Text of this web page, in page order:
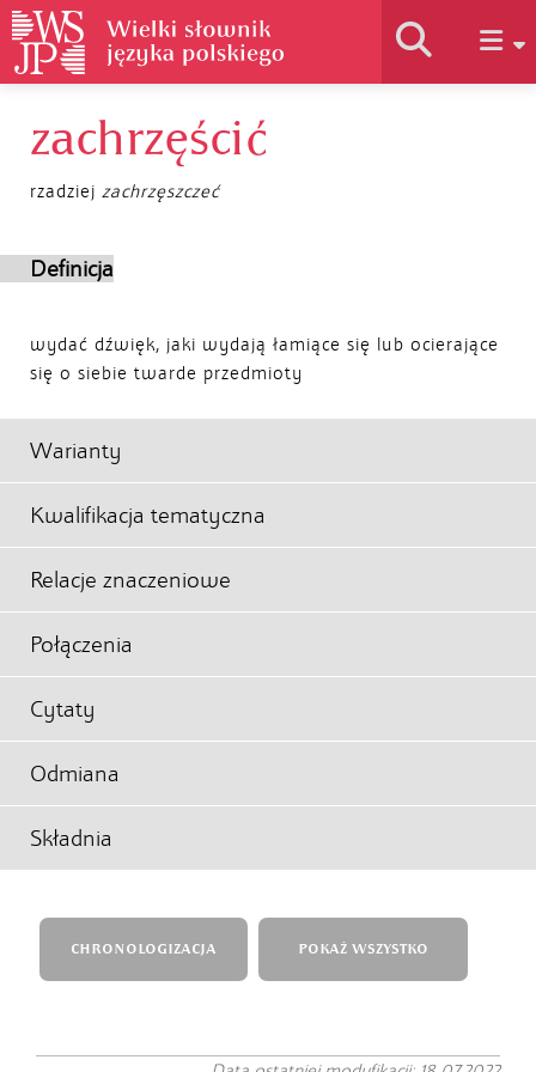
Historia słownika
Autorzy
zachrzęścić
rzadziej zachrzęszczeć
Definicja
wydać dźwięk, jaki wydają łamiące się lub ocierające
się o siebie twarde przedmioty
Warianty
Kwalifikacja tematyczna
Relacje znaczeniowe
Połączenia
Cytaty
Odmiana
Składnia
CHRONOLOGIZACJA POKAŻ WSZYSTKO